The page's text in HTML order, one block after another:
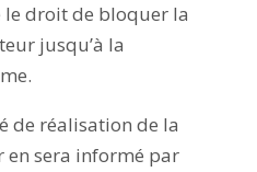
le droit de bloquer la
jusqu’à la
de réalisation de la
en sera informé par